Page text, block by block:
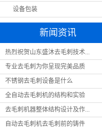
设备包装
新闻资讯
热烈祝贺山东盛沐去毛刺技术...
专业去毛刺为你呈现完美品质
不锈钢去毛刺设备是什么
全自动去毛刺机的结构和实验
去毛刺机器整体结构设计及作...
自动去毛刺机去毛刺前的铸件